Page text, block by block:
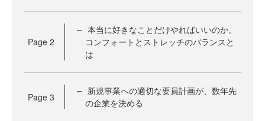
Page 2
本当に好きなことだけやればいいのか。
コンフォートとストレッチのバランスと
は
Page 3
新規事業への適切な要員計画が、数年先
の企業を決める